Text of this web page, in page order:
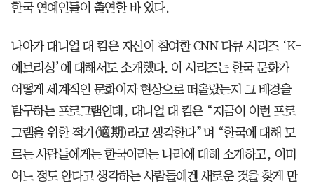
한국 연예인들이 출연한 바 있다.
나아가 대니얼 대 킴은 자신이 참여한 CNN 다큐 시리즈 ‘K-
에브리싱’에 대해서도 소개했다. 이 시리즈는 한국 문화가
어떻게 세계적인 문화이자 현상으로 떠올랐는지 그 배경을
탐구하는 프로그램인데, 대니얼 대 킴은 “지금이 이런 프로
그램을 위한 적기(適期)라고 생각한다”며 “한국에 대해 모
르는 사람들에게는 한국이라는 나라에 대해 소개하고, 이미
어느 정도 안다고 생각하는 사람들에겐 새로운 것을 찾게 만